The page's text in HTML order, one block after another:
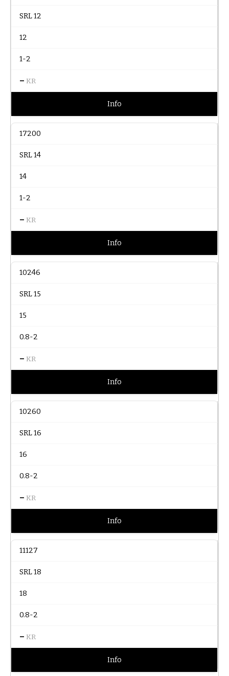
SRL 12
12
1-2
– KR
Info
17200
SRL 14
14
1-2
– KR
Info
10246
SRL 15
15
0.8-2
– KR
Info
10260
SRL 16
16
0.8-2
– KR
Info
11127
SRL 18
18
0.8-2
– KR
Info